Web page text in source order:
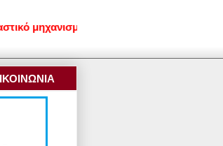
ρύθμισης οφειλών •